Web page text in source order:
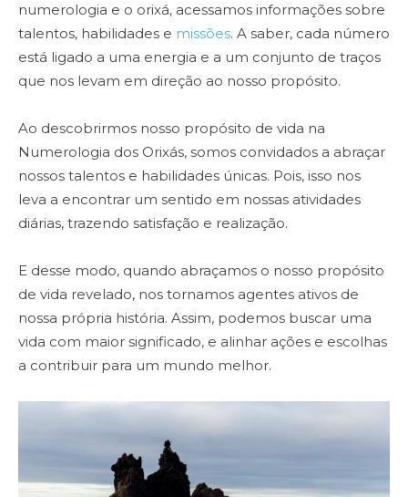
numerologia e o orixá, acessamos informações sobre
talentos, habilidades e missões. A saber, cada número
está ligado a uma energia e a um conjunto de traços
que nos levam em direção ao nosso propósito.
Ao descobrirmos nosso propósito de vida na
Numerologia dos Orixás, somos convidados a abraçar
nossos talentos e habilidades únicas. Pois, isso nos
leva a encontrar um sentido em nossas atividades
diárias, trazendo satisfação e realização.
E desse modo, quando abraçamos o nosso propósito
de vida revelado, nos tornamos agentes ativos de
nossa própria história. Assim, podemos buscar uma
vida com maior significado, e alinhar ações e escolhas
a contribuir para um mundo melhor.